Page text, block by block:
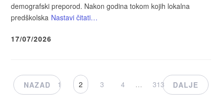
demografski preporod. Nakon godina tokom kojih lokalna
predškolska Nastavi čitati…
17/07/2026
NAZAD 1 2 3 4 … 313 DALJE